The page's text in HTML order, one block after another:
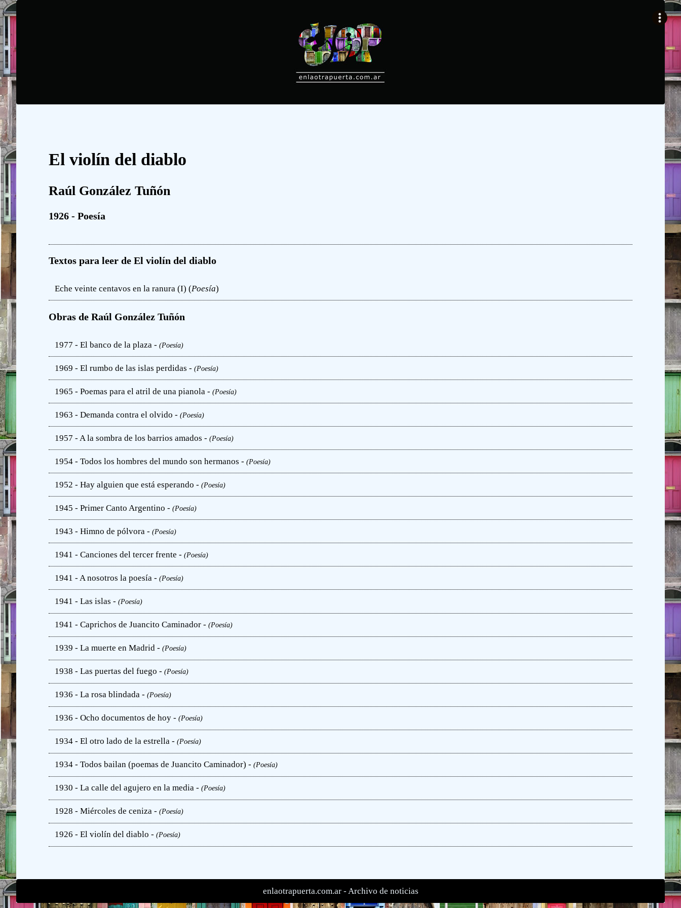
El violín del diablo
Raúl González Tuñón
1926 - Poesía
Textos para leer de El violín del diablo
Eche veinte centavos en la ranura (I) (Poesía)
Obras de Raúl González Tuñón
1977 - El banco de la plaza - (Poesía)
1969 - El rumbo de las islas perdidas - (Poesía)
1965 - Poemas para el atril de una pianola - (Poesía)
1963 - Demanda contra el olvido - (Poesía)
1957 - A la sombra de los barrios amados - (Poesía)
1954 - Todos los hombres del mundo son hermanos - (Poesía)
1952 - Hay alguien que está esperando - (Poesía)
1945 - Primer Canto Argentino - (Poesía)
1943 - Himno de pólvora - (Poesía)
1941 - Canciones del tercer frente - (Poesía)
1941 - A nosotros la poesía - (Poesía)
1941 - Las islas - (Poesía)
1941 - Caprichos de Juancito Caminador - (Poesía)
1939 - La muerte en Madrid - (Poesía)
1938 - Las puertas del fuego - (Poesía)
1936 - La rosa blindada - (Poesía)
1936 - Ocho documentos de hoy - (Poesía)
1934 - El otro lado de la estrella - (Poesía)
1934 - Todos bailan (poemas de Juancito Caminador) - (Poesía)
1930 - La calle del agujero en la media - (Poesía)
1928 - Miércoles de ceniza - (Poesía)
1926 - El violín del diablo - (Poesía)
enlaotrapuerta.com.ar - Archivo de noticias